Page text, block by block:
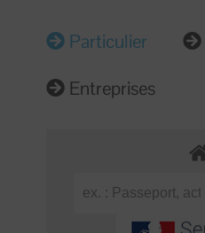
Particulier
Entreprises